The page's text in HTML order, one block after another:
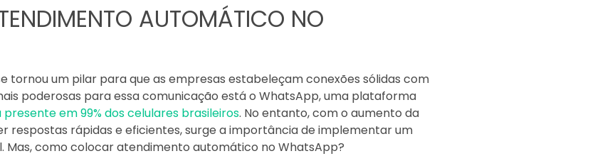
AUTOMÁTICO NO
tornou um pilar para que as empresas estabeleçam conexões sólidas com
poderosas para essa comunicação está o WhatsApp, uma plataforma
presente em 99% dos celulares brasileiros. No entanto, com o aumento da
respostas rápidas e eficientes, surge a importância de implementar um
como colocar atendimento automático no WhatsApp?